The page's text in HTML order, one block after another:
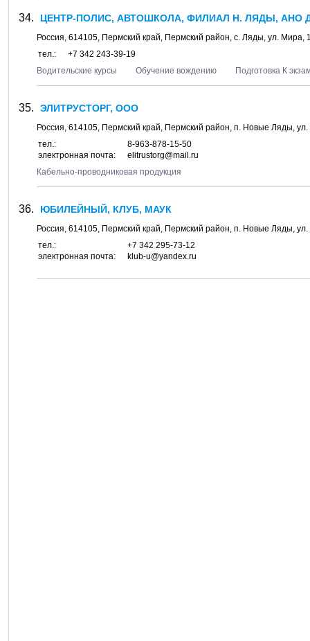
ЦЕНТР-ПОЛИС, АВТОШКОЛА, ФИЛИАЛ Н. ЛЯДЫ, АНО
Россия, 614105, Пермский край, Пермский район, с. Ляды, ул. Мира,
тел.:
+7 342 243-39-19
Водительские курсы
Обучение вождению Подготовка К
ЭЛИТРУСТОРГ, ООО
Россия, 614105, Пермский край, Пермский район, п. Новые Ляды, ул.
тел.:
8-963-878-15-50
электронная почта:
elitrustorg@mail.ru
Кабельно-проводниковая продукция
ЮБИЛЕЙНЫЙ, КЛУБ, МАУК
Россия, 614105, Пермский край, Пермский район, п. Новые Ляды, ул.
тел.:
+7 342 295-73-12
электронная почта:
klub-u@yandex.ru